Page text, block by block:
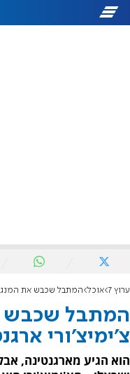
ערוץ 7 אוכל המתבל שכבש את
המתבל שכבש
צ'ימיצ'ורי
הוא הגיע מארגנטינה,